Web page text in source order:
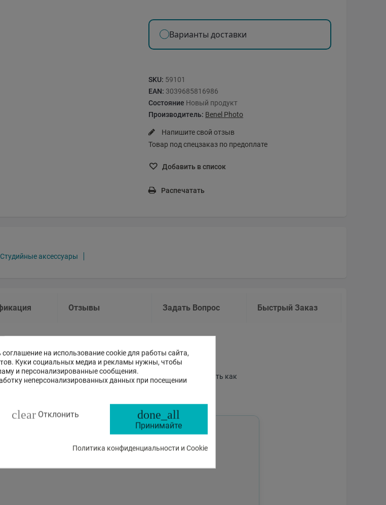
на использование cookie для работы сайта,
Куки социальных медиа и рекламы нужны, чтобы
и персонализированные сообщения.
неперсонализированных данных при посещении
clear Отклонить done_all
Принимайте
Политика конфиденциальности и Cookie
Варианты доставки
SKU: 59101
EAN: 3039685816986
Состояние Новый продукт
Производитель: Benel Photo
Напишите свой отзыв
Товар под спецзаказ по предоплате
Добавить в список
Распечатать
аксессуары
Отзывы Задать Вопрос Быстрый Заказ
нашего нового чата с ИИ помощником, способного отвечать как
так и на сложные вопросы о товарах и работе магазина.